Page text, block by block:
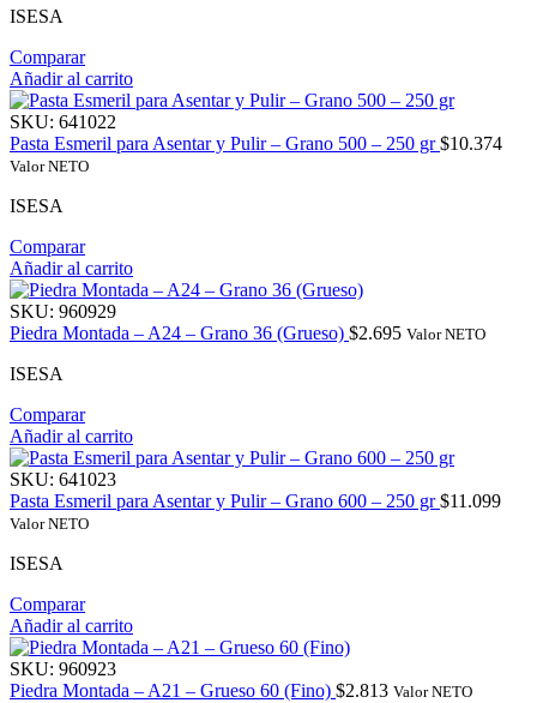
ISESA
Comparar
Añadir al carrito
SKU: 641022
Pasta Esmeril para Asentar y Pulir – Grano 500 – 250 gr$10.374
Valor NETO
ISESA
Comparar
Añadir al carrito
SKU: 960929
Piedra Montada – A24 – Grano 36 (Grueso) $2.695 Valor NETO
ISESA
Comparar
Añadir al carrito
SKU: 641023
Pasta Esmeril para Asentar y Pulir – Grano 600 – 250 gr$11.099
Valor NETO
ISESA
Comparar
Añadir al carrito
SKU: 960923
Piedra Montada – A21 – Grueso 60 (Fino) $2.813 Valor NETO